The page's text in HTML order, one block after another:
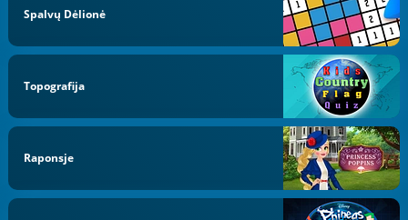
Spalvų Dėlionė
Topografija
Raponsje